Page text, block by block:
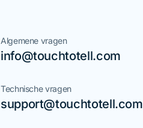
Algemene vragen
info@touchtotell.com
Technische vragen
support@touchtotell.com